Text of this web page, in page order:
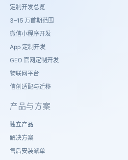
定制开发总览
3–15 万首期范围
微信小程序开发
App 定制开发
GEO 官网定制开发
物联网平台
信创适配与迁移
产品与方案
独立产品
解决方案
售后安装派单